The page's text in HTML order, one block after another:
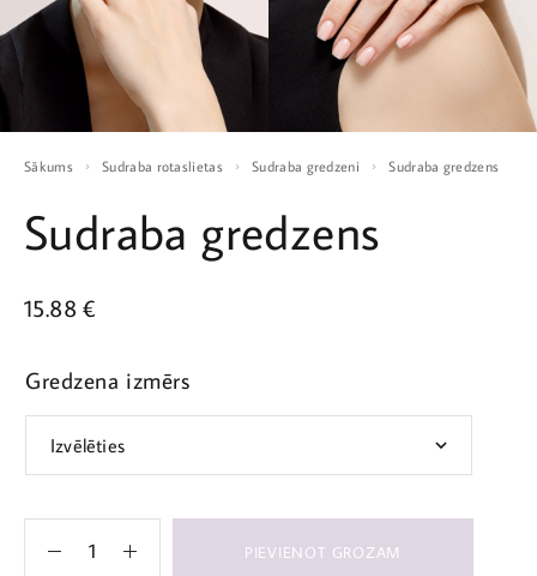
Sākums Sudraba rotaslietas Sudraba gredzeni Sudraba gredzens
Sudraba gredzens
15.88€
Gredzena izmērs
PIEVIENOT GROZAM